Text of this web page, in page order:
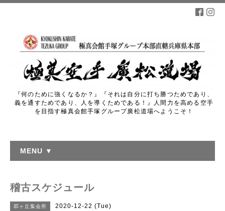
『何のために強くなるか？』『それは自分に打ち勝つためであり、
義を通すためであり、人を導くためである！』人間力を高める空手
を目指す極真会館手塚グループ廣松道場へようこそ！
MENU ▼
稽古スケジュール
翆ヶ丘集会所 2020-12-22 (Tue)